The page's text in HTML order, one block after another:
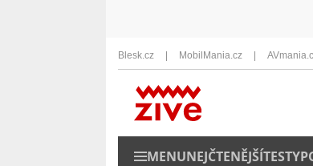
Blesk.cz MobilMania.cz
MENUNEJČTENĚJŠÍTESTY